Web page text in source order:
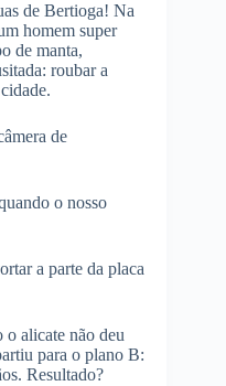
de Bertioga! Na
homem super
de manta,
roubar a
de
o nosso
a parte da placa
alicate não deu
para o plano B:
Resultado?